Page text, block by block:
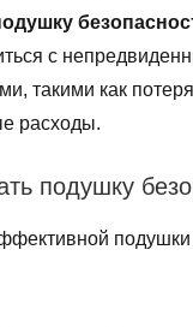
с
такими как
расходы.
подушку
подушки